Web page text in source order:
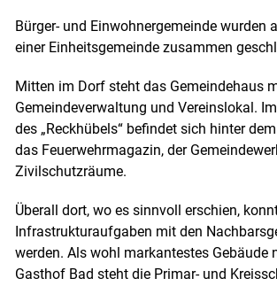
Bürger- und Einwohnergemeinde wurden
einer Einheitsgemeinde zusammen
Mitten im Dorf steht das Gemeindehaus
Gemeindeverwaltung und Vereinslokal.
des „Reckhübels“ befindet sich hinter
das Feuerwehrmagazin, der
Zivilschutzräume.
Überall dort, wo es sinnvoll erschien,
Infrastrukturaufgaben mit den
werden. Als wohl markantestes Gebäude
Gasthof Bad steht die Primar- und